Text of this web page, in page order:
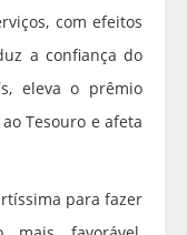
com efeitos
a confiança do
eleva o prêmio
Tesouro e afeta
para fazer